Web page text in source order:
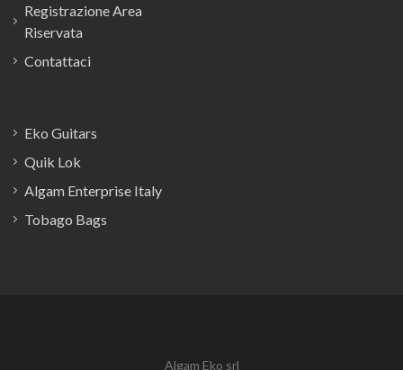
Registrazione Area
Riservata
Contattaci
Eko Guitars
Quik Lok
Algam Enterprise Italy
Tobago Bags
Algam Eko srl